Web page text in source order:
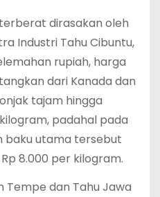
dirasakan oleh
Industri Tahu Cibuntu,
rupiah, harga
dari Kanada dan
tajam hingga
padahal pada
baku utama tersebut
8.000 per kilogram.
Tempe dan Tahu Jawa